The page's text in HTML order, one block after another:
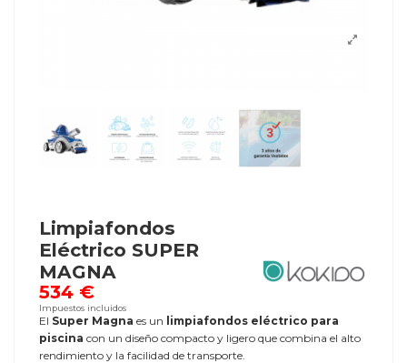
Limpiafondos
Eléctrico SUPER
MAGNA
534 €
Impuestos incluidos
El Super Magna es un limpiafondos eléctrico para
piscina con un diseño compacto y ligero que combina el alto
rendimiento y la facilidad de transporte.